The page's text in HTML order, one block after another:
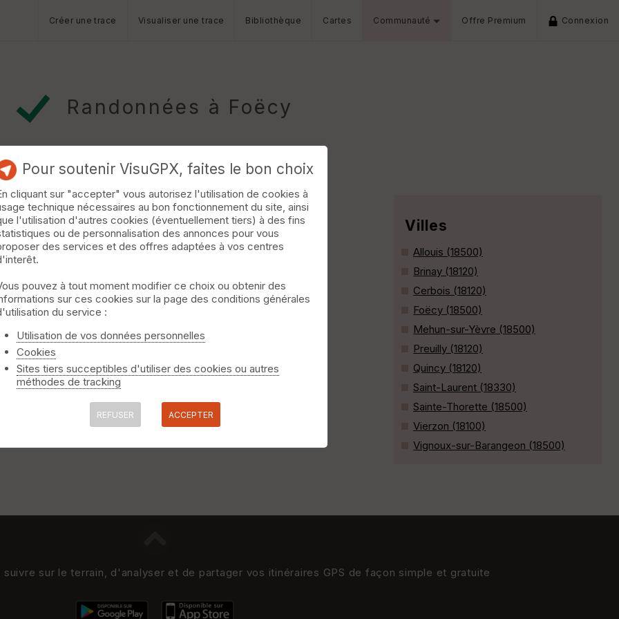
Créer une trace Visualiser une trace Bibliothèque Cartes Communauté Offre Premium Connexion
Randonnées à Foëcy
Villes
Allouis (18500)
Brinay (18120)
Cerbois (18120)
Foëcy (18500)
Mehun-sur-Yèvre (18500)
Preuilly (18120)
Quincy (18120)
Saint-Laurent (18330)
Sainte-Thorette (18500)
Vierzon (18100)
Vignoux-sur-Barangeon (18500)
sur le terrain, d'analyser et de partager vos itinéraires GPS de façon simple et gratuite
Pour soutenir VisuGPX, faites le bon choix
cliquant sur "accepter" vous autorisez l'utilisation de cookies à
technique nécessaires au bon fonctionnement du site, ainsi
l'utilisation d'autres cookies (éventuellement tiers) à des fins
ou de personnalisation des annonces pour vous
des services et des offres adaptées à vos centres
pouvez à tout moment modifier ce choix ou obtenir des
sur ces cookies sur la page des conditions générales
du service :
Utilisation de vos données personnelles
Cookies
Sites tiers succeptibles d'utiliser des cookies ou autres
méthodes de tracking
REFUSER ACCEPTER